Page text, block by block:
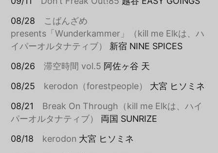
08/28 こばんざめ
presents「Wunderkammer」（kill me Elkは、ハ
イパーオルタナティブ）
新宿 NINE SPICES
08/26滞空時間 vol.5 阿佐ヶ谷 天
08/25 kerodon（forestpeople）
大宮 ヒソミネ
08/21 Break On Through（kill me Elkは、ハイ
パーオルタナティブ）
両国 SUNRIZE
08/18 kerodon 大宮 ヒソミネ